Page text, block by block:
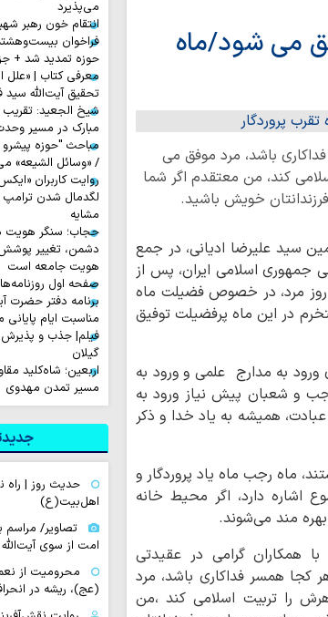
می شود/ماه
باشد، مرد موفق می
کند، من معتقدم اگر شما
خویش باشید.
سید علیرضا ادیانی، در جمع
جمهوری اسلامی ایران، پس از
روز مرد، در خصوص فضیلت ماه
در این ماه پرفضیلت توفیق
به مدارج علمی و ورود به
و شعبان پیش نیاز ورود به
همیشه به یاد خدا و ذکر
ماه رجب ماه یاد پروردگار و
اشاره دارد، اگر محیط خانه
مند می‌شوند.
همکاران گرامی در عقیدتی
همسر فداکاری باشد، مرد
را تربیت اسلامی کند ،من
می‌پذیرد
انتقام خون رهبر
فراخوان
حوزه تمدید شد +
معرفی کتاب | «علل
تحقیق آیت‌الله سید
شیخ الجعید: تقریب
مبارک در مسیر
مباحث "حوزه پیشرو
/ «وسائل الشیعه»
لگدمال شدن ترامپ
مشایه
حجاب؛ سنگر هویت
دشمن، تغییر پوشش
هویت جامعه است
صفحه اول روزنامه‌های
برنامه دفتر حضرت
مناسبت ایام پایانی
فیلم| جذب و پذیرش
گیلان
اربعین؛ شاه‌کلید
مسیر تمدن مهدوی
حدیث روز |
اهل‌بیت(ع)
تصاویر/ مراسم
امت از سوی آیت‌الله
محرومیت از
(عج)، ریشه در